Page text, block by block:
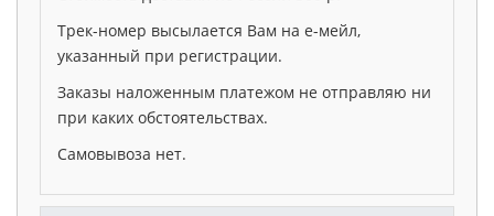
Трек-номер высылается Вам на е-мейл,
указанный при регистрации.
Заказы наложенным платежом не отправляю ни
при каких обстоятельствах.
Самовывоза нет.